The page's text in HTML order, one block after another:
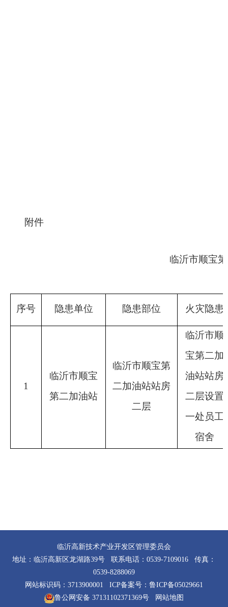
附件
临沂市顺宝
序号 隐患单位 隐患部位 火灾隐患
1
临沂市顺宝
第二加油站
临沂市顺宝第
二加油站站房
二层
临沂市顺
宝第二加
油站站房
二层设置
一处员工
宿舍
临沂高新技术产业开发区管理委员会
地址：临沂高新区龙湖路39号 联系电话：0539-7109016 传真：
0539-8288069
网站标识码：3713900001 ICP备案号： 鲁ICP备05029661
鲁公网安备 37131102371369号
网站地图